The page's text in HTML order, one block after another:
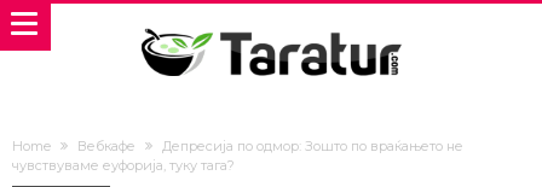
Home Вебкафе
Депресија по одмор: Зошто по враќањето не
чувствуваме еуфорија, туку тага?